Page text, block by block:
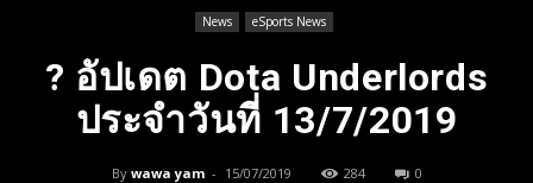
News eSports News
? อัปเดต Dota Underlords
ประจำวันที่ 13/7/2019
By wawa yam - 15/07/2019 284 0